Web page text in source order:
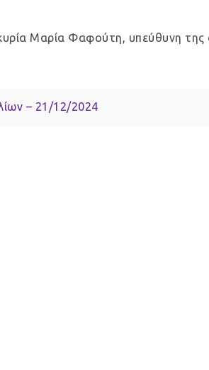
Μαρία Φαφούτη, υπεύθυνη της
– 21/12/2024